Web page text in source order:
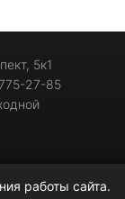
5к1
27-85
работы сайта.